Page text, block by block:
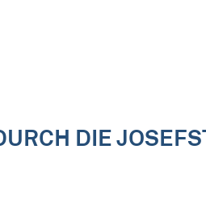
DIE